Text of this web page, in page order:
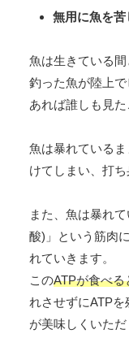
無用に魚を
魚は生きている間
釣った魚が陸上
あれば誰しも見
魚は暴れている
けてしまい、打
また、魚は暴れ
酸)」という筋肉
れていきます。
このATPが食べ
れさせずにATP
が美味しくいただ